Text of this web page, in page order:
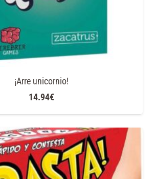
¡Arre unicornio!
14.94€